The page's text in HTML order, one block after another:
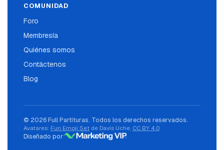
COMUNIDAD
Foro
Membresía
Quiénes somos
Contáctenos
Blog
© 2026 Full Partituras. Todos los derechos reservados.
Avatares: Fun Emoji Set de Davis Uche, CC BY 4.0
Diseñado por